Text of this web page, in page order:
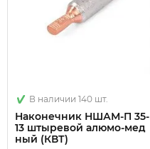
В наличии 140 шт.
Наконечник НШАМ-П 35-
13 штыревой алюмо-мед
ный (КВТ)